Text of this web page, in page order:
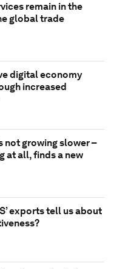
remain in the
global trade
digital economy
increased
not growing slower –
at all, finds a new
exports tell us about